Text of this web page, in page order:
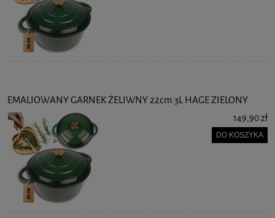
EMALIOWANY GARNEK ŻELIWNY 22cm 3L HAGE ZIELONY
149,90 zł
DO KOSZYKA